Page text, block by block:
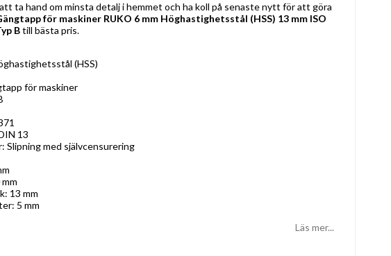
ta hand om minsta detalj i hemmet och ha koll på senaste nytt för att göra
för maskiner RUKO 6 mm Höghastighetsstål (HSS) 13 mm ISO
Btill bästa pris.
(HSS)
för maskiner
13
Slipning med självcensurering
13 mm
5 mm
Läs mer...